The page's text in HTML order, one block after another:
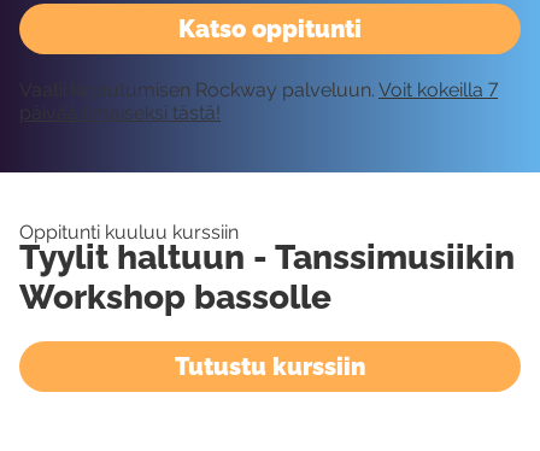
Katso oppitunti
Vaatii kirjautumisen Rockway palveluun. Voit kokeilla 7
päivää ilmaiseksi tästä!
Oppitunti kuuluu kurssiin
Tyylit haltuun - Tanssimusiikin
Workshop bassolle
Tutustu kurssiin